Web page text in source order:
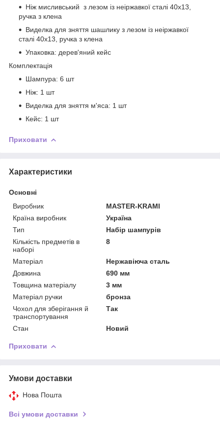
Ніж мисливський з лезом із неіржавкої сталі 40х13,
ручка з клена
Виделка для зняття шашлику з лезом із неіржавкої
сталі 40х13, ручка з клена
Упаковка: дерев'яний кейс
Комплектація
Шампура: 6 шт
Ніж: 1 шт
Виделка для зняття м'яса: 1 шт
Кейс: 1 шт
Приховати
Характеристики
Основні
Виробник
MASTER-KRAMI
Країна виробник
Україна
Тип
Набір шампурів
Кількість предметів в
наборі
8
Матеріал
Нержавіюча сталь
Довжина
690 мм
Товщина матеріалу
3 мм
Матеріал ручки
бронза
Чохол для зберігання й
транспортування
Так
Стан Новий
Приховати
Умови доставки
Нова Пошта
Всі умови доставки